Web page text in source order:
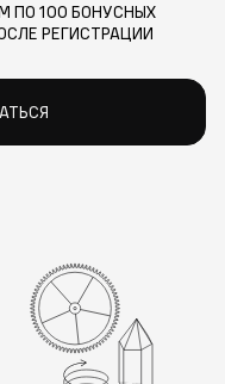
ПО 100 БОНУСНЫХ
РЕГИСТРАЦИИ